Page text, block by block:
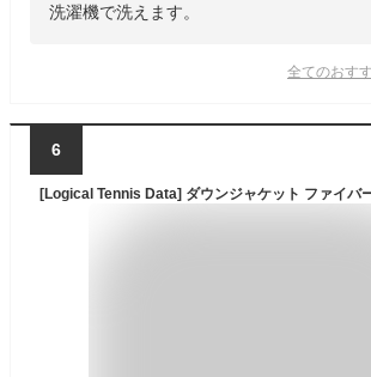
洗濯機で洗えます。
全てのおす
6